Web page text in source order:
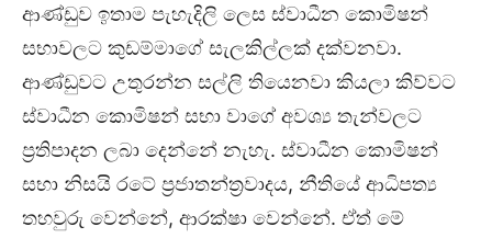
ආණ්ඩුව ඉතාම පැහැදිලි ලෙස ස්වාධීන කොමිෂන්
සභාවලට කුඩම්මාගේ සැලකිල්ලක් දක්වනවා.
ආණ්ඩුවට උතුරන්න සල්ලි තියෙනවා කියලා කිව්වට
ස්වාධීන කොමිෂන් සභා වාගේ අවශ්‍ය තැන්වලට
ප්‍රතිපාදන ලබා දෙන්නේ නැහැ. ස්වාධීන කොමිෂන්
සභා නිසයි රටේ ප්‍රජාතන්ත්‍රවාදය, නීතියේ ආධිපත්‍ය
තහවුරු වෙන්නේ, ආරක්ෂා වෙන්නේ. ඒත් මේ